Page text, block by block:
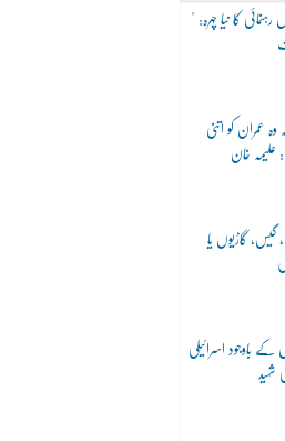
"معاویہ"کینیڈا میں ڈیجیٹل رہنمائی کا نیا چہرہ:
عمران کو اتنی
خان
گیس، گاڑیوں یا
باوجود اسرائیلی